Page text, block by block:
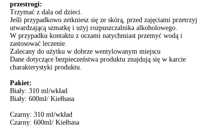
przestrogi:
Trzymać z dala od dzieci.
Jeśli przypadkowo zetkniesz się ze skórą, przed zajęciami przetrzyj
utwardzającą szmatkę i użyj rozpuszczalnika alkoholowego.
W przypadku kontaktu z oczami natychmiast przemyć wodą i
zastosować leczenie.
Zalecany do użytku w dobrze wentylowanym miejscu
Dane dotyczące bezpieczeństwa produktu znajdują się w karcie
charakterystyki produktu.
Pakiet:
Biały: 310 ml/wkład
Biały: 600ml/ Kiełbasa
Czarny: 310 ml/wkład
Czarny: 600ml/ Kiełbasa